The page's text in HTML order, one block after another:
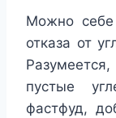
Можно себе
отказа от
пустые
фастфуд,